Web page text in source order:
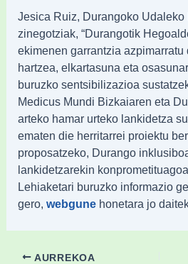
Jesica Ruiz, Durangoko Udaleko
zinegotziak, “Durangotik
ekimenen garrantzia azpimarratu
hartzea, elkartasuna eta
buruzko sentsibilizazioa
Medicus Mundi Bizkaiaren eta
arteko hamar urteko lankidetza
ematen die herritarrei proiektu
proposatzeko, Durango
lankidetzarekin
Lehiaketari buruzko informazio
gero,webgune honetara jo
AURREKOA